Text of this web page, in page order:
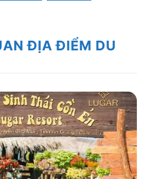
ĐỊA ĐIỂM DU